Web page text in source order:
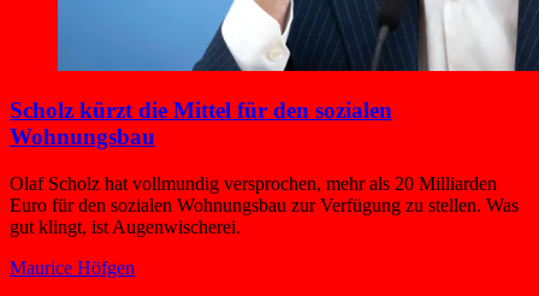
Scholz kürzt die Mittel für den sozialen
Wohnungsbau
Olaf Scholz hat vollmundig versprochen, mehr als 20 Milliarden
Euro für den sozialen Wohnungsbau zur Verfügung zu stellen. Was
gut klingt, ist Augenwischerei.
Maurice Höfgen